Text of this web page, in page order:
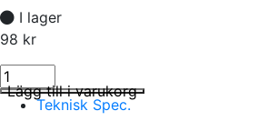
I lager
98 kr
I lager
TS-29 SEMI GLOSS BLACK mängd
Lägg till i varukorg
Teknisk Spec.